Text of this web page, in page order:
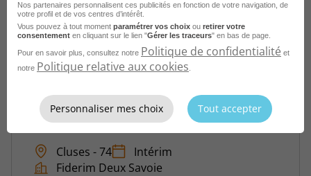
Aide Décolleteur Multibroches a Cames
H/F
Cluses - 74
Intérim
Fiderim Deux Savoie
Nos partenaires personnalisent ces publicités en fonction de votre navigation, de
votre profil et de vos centres d’intérêt.
Vous pouvez à tout moment paramétrer vos choix ou retirer votre
consentement en cliquant sur le lien "Gérer les traceurs" en bas de page.
Pour en savoir plus, consultez notre Politique de confidentialité et
notre Politique relative aux cookies
Personnaliser mes choix Tout accepter